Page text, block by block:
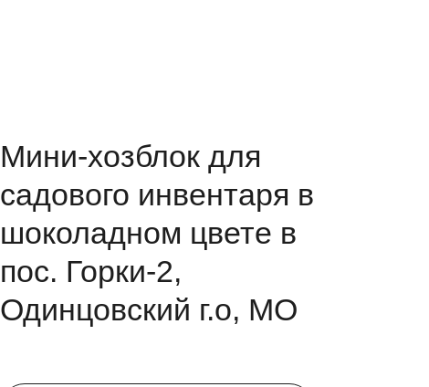
Мини-хозблок для
садового инвентаря в
шоколадном цвете в
пос. Горки-2,
Одинцовский г.о, МО